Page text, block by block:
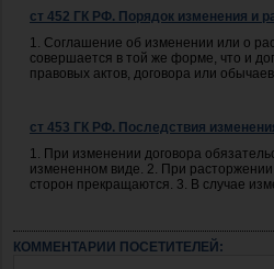
ст 452 ГК РФ. Порядок изменения и
1. Соглашение об изменении или о
совершается в той же форме, что и
правовых актов, договора или
ст 453 ГК РФ. Последствия
1. При изменении договора
измененном виде. 2. При расторжении
сторон прекращаются. 3. В случае
КОММЕНТАРИИ ПОСЕТИТЕЛЕЙ: